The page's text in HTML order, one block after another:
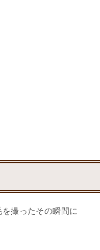
撮ったその瞬間に